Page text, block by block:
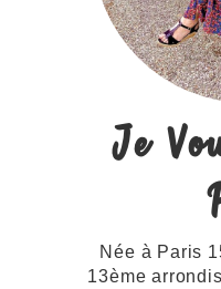
Je
Née à Paris
13ème